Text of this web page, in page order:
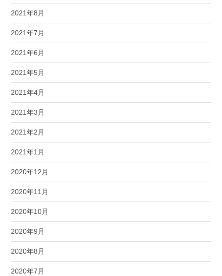
2021年8月
2021年7月
2021年6月
2021年5月
2021年4月
2021年3月
2021年2月
2021年1月
2020年12月
2020年11月
2020年10月
2020年9月
2020年8月
2020年7月